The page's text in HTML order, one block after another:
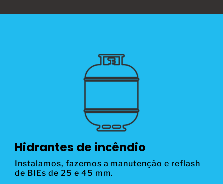
Hidrantes de incêndio
Instalamos, fazemos a manutenção e reflash
de BIEs de 25 e 45 mm.